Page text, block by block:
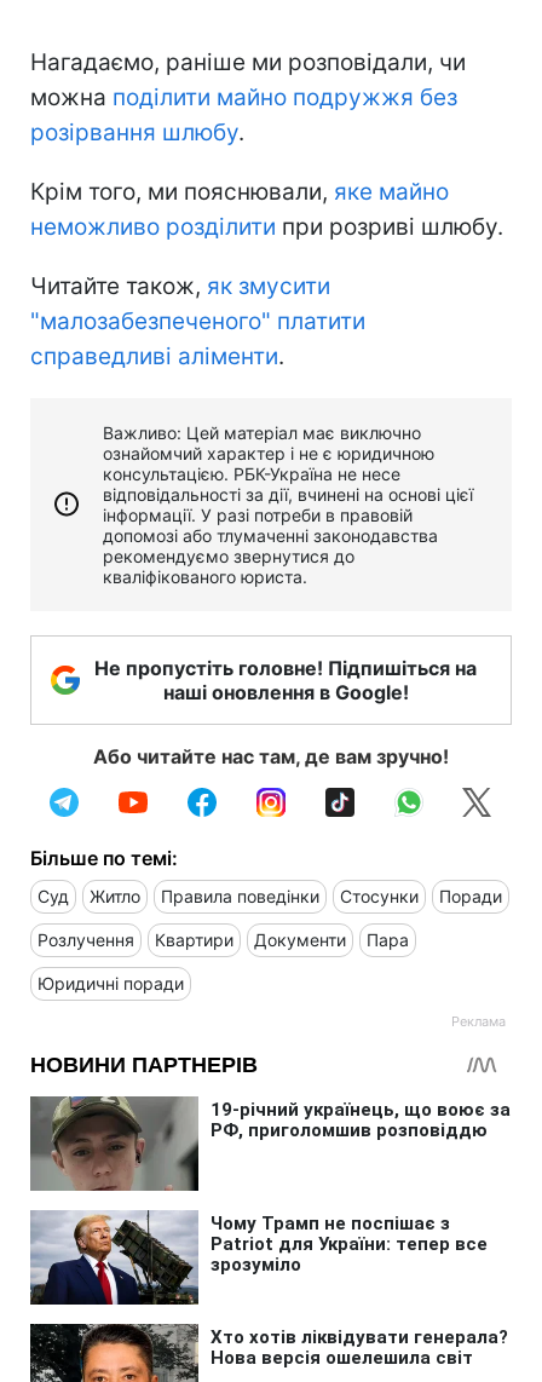
Нагадаємо, раніше ми розповідали, чи
можна поділити майно подружжя без
розірвання шлюбу.
Крім того, ми пояснювали, яке майно
неможливо розділити при розриві шлюбу.
Читайте також, як змусити
"малозабезпеченого" платити
справедливі аліменти.
Важливо: Цей матеріал має виключно
ознайомчий характер і не є юридичною
консультацією. РБК-Україна не несе
відповідальності за дії, вчинені на основі цієї
інформації. У разі потреби в правовій
допомозі або тлумаченні законодавства
рекомендуємо звернутися до
кваліфікованого юриста.
Не пропустіть головне! Підпишіться на
наші оновлення в Google!
Або читайте нас там, де вам зручно!
Більше по темі:
Суд Житло Правила поведінки Стосунки Поради
Розлучення Квартири Документи Пара
Юридичні поради